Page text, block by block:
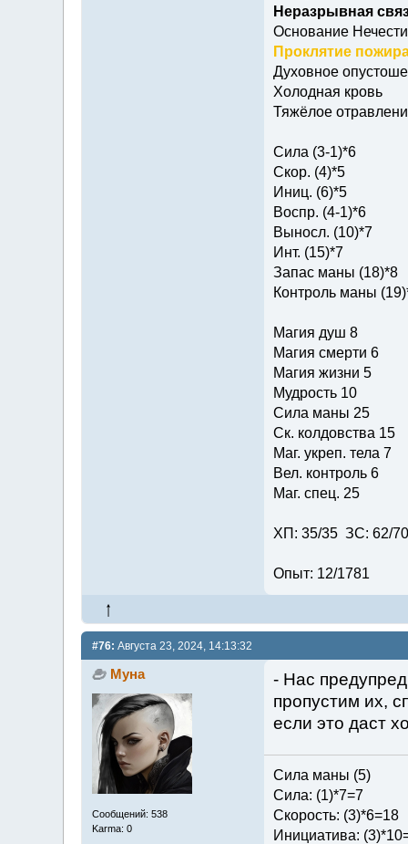
Неразрывная
Основание
Проклятие
Духовное
Холодная кровь
Тяжёлое
Сила (3-1)*6
Скор. (4)*5
Иниц. (6)*5
Воспр. (4-1)*6
Выносл. (10)*7
Инт. (15)*7
Запас маны (18)*8
Контроль маны
Магия душ 8
Магия смерти 6
Магия жизни 5
Мудрость 10
Сила маны 25
Ск. колдовства 15
Маг. укреп. тела 7
Вел. контроль 6
Маг. спец. 25
ХП: 35/35 ЗС: 62/
Опыт: 12/1781
#76: Августа 23, 2024, 14:13:32
Муна
Сообщений: 538
Karma: 0
- Нас
пропустим их,
если это даст
Сила маны (5)
Сила: (1)*7=7
Скорость: (3)*6=18
Инициатива: